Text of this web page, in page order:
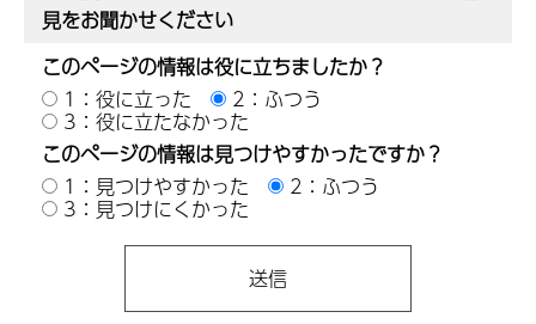
見をお聞かせください
このページの情報は役に立ちましたか？
1：役に立った
2：ふつう
3：役に立たなかった
このページの情報は見つけやすかったですか？
1：見つけやすかった
2：ふつう
3：見つけにくかった